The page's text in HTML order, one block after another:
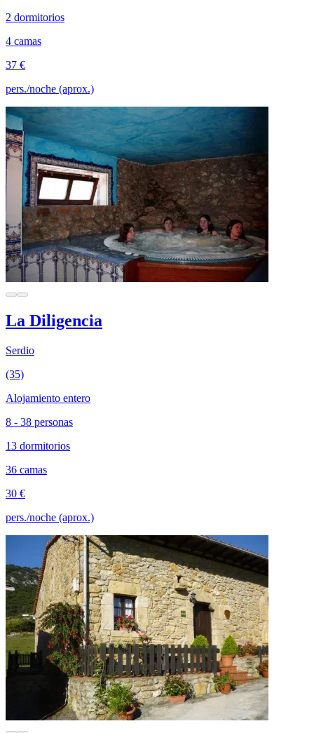
2 dormitorios
4 camas
37 €
pers./noche (aprox.)
La Diligencia
Serdio
(35)
Alojamiento entero
8 - 38 personas
13 dormitorios
36 camas
30 €
pers./noche (aprox.)